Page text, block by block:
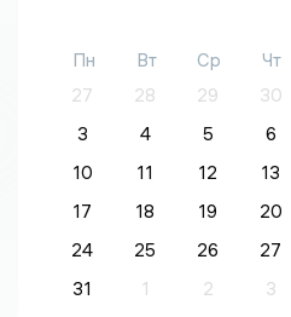
Пн Вт Ср Чт
27
28 29 30
3
4 5 6
10
11 12 13
17
18 19 20
24
25 26 27
31
1 2 3